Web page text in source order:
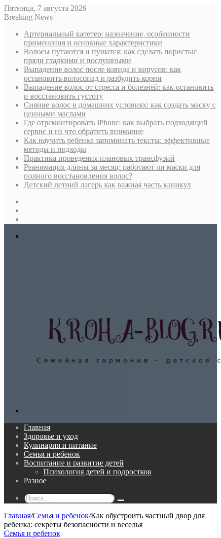
Пятница, 7 августа 2026
Breaking News
Артериальный катетер: назначение, особенности
применения и основные характеристики
Волосы путаются и пушатся: как сделать пористые
пряди гладкими и послушными
Выпадение волос после ковида и вирусов: как
остановить волосопад и разбудить корни
Выпадение волос от стресса и болезней: как остановить
и восстановить густоту
Сияние волос в домашних условиях: как создать маску с
ценными маслами
Где отремонтировать iPhone: как выбрать подходящий
сервис и на что обратить внимание
Как научить ребенка запоминать тексты: эффективные
методы и подходы
Практика проведения плановых трансфузий
Реанимация длины за месяц: работают ли маски для
полного восстановления волос?
Детский летний лагерь как важная часть каникул
Главная
Здоровье и уход
Кулинария и питание
Семья и ребенок
Воспитание и развитие детей
Психология детей и подростков
Разное
Поиск...
Главная/Семья и ребенок/Как обустроить частный двор для
ребенка: секреты безопасности и веселья
Семья и ребенок